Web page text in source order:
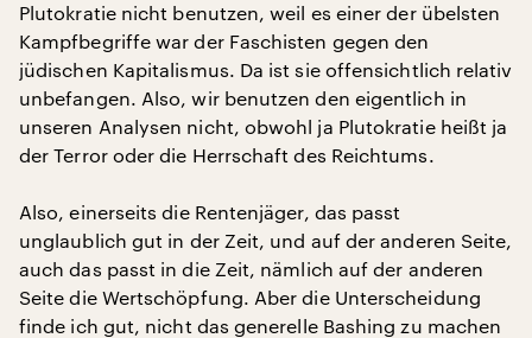
Plutokratie nicht benutzen, weil es einer der übelsten
Kampfbegriffe war der Faschisten gegen den
jüdischen Kapitalismus. Da ist sie offensichtlich relativ
unbefangen. Also, wir benutzen den eigentlich in
unseren Analysen nicht, obwohl ja Plutokratie heißt ja
der Terror oder die Herrschaft des Reichtums.
Also, einerseits die Rentenjäger, das passt
unglaublich gut in der Zeit, und auf der anderen Seite,
auch das passt in die Zeit, nämlich auf der anderen
Seite die Wertschöpfung. Aber die Unterscheidung
finde ich gut, nicht das generelle Bashing zu machen